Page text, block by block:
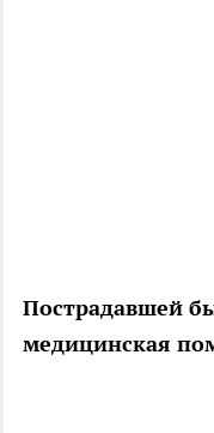
Пострадавшей
медицинская